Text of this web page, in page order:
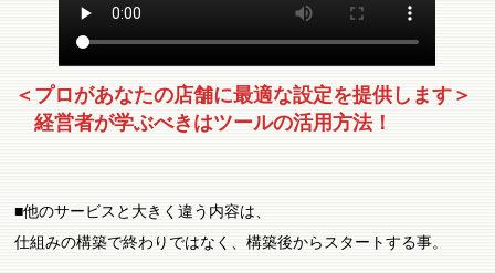
＜プロがあなたの店舗に最適な設定を提供します＞
経営者が学ぶべきはツールの活用方法！
■他のサービスと大きく違う内容は、
仕組みの構築で終わりではなく、構築後からスタートする事。